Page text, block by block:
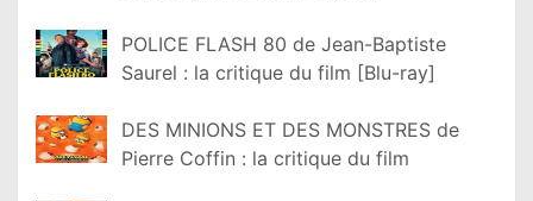
POLICE FLASH 80 de Jean-Baptiste
Saurel : la critique du film [Blu-ray]
DES MINIONS ET DES MONSTRES de
Pierre Coffin : la critique du film